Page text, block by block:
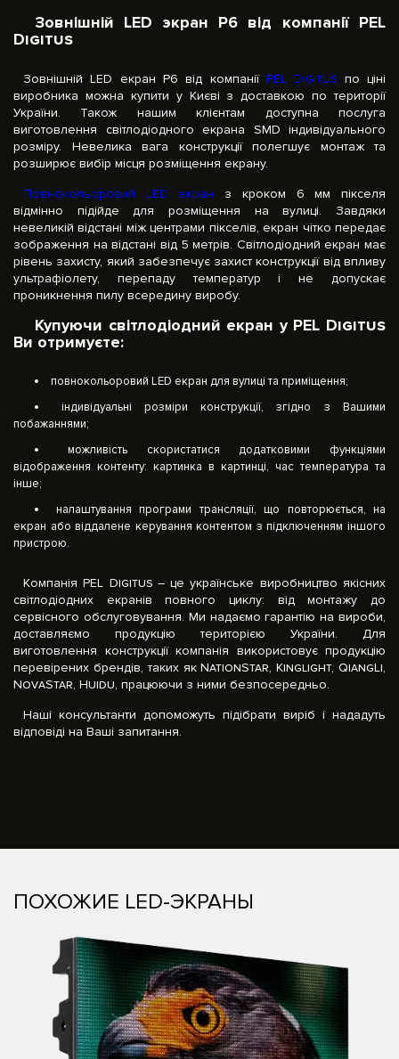
Зовнішній LED экран P6 від компанії PEL
Digitus
Зовнішній LED екран Р6 від компанії PEL Digitus по ціні
виробника можна купити у Києві з доставкою по території
України. Також нашим клієнтам доступна послуга
виготовлення світлодіодного екрана SMD індивідуального
розміру. Невелика вага конструкції полегшує монтаж та
розширює вибір місця розміщення екрану.
Повнокольоровий LED екран з кроком 6 мм пікселя
відмінно підійде для розміщення на вулиці. Завдяки
невеликій відстані між центрами пікселів, екран чітко передає
зображення на відстані від 5 метрів. Світлодіодний екран має
рівень захисту, який забезпечує захист конструкції від впливу
ультрафіолету, перепаду температур і не допускає
проникнення пилу всередину виробу.
Купуючи світлодіодний екран у PEL Digitus
Ви отримуєте:
повнокольоровий LED екран для вулиці та приміщення;
індивідуальні розміри конструкції, згідно з Вашими
побажаннями;
можливість скористатися додатковими функціями
відображення контенту: картинка в картинці, час температура та
інше;
налаштування програми трансляції, що повторюється, на
екран або віддалене керування контентом з підключенням іншого
пристрою.
Компанія PEL Digitus – це українське виробництво якісних
світлодіодних екранів повного циклу: від монтажу до
сервісного обслуговування. Ми надаємо гарантію на вироби,
доставляємо продукцію територією України. Для
виготовлення конструкції компанія використовує продукцію
перевірених брендів, таких як NationStar, Kinglight, QiangLi,
NovaStar, Huidu, працюючи з ними безпосередньо.
Наші консультанти допоможуть підібрати виріб і нададуть
відповіді на Ваші запитання.
ПОХОЖИЕ LED-ЭКРАНЫ